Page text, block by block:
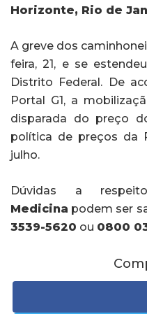
Horizonte, Rio de
A greve dos
feira, 21, e se
Distrito Federal. De
Portal G1, a
disparada do preço
política de preços da
julho.
Dúvidas a
Medicina podem ser
3539-5620 ou 0800